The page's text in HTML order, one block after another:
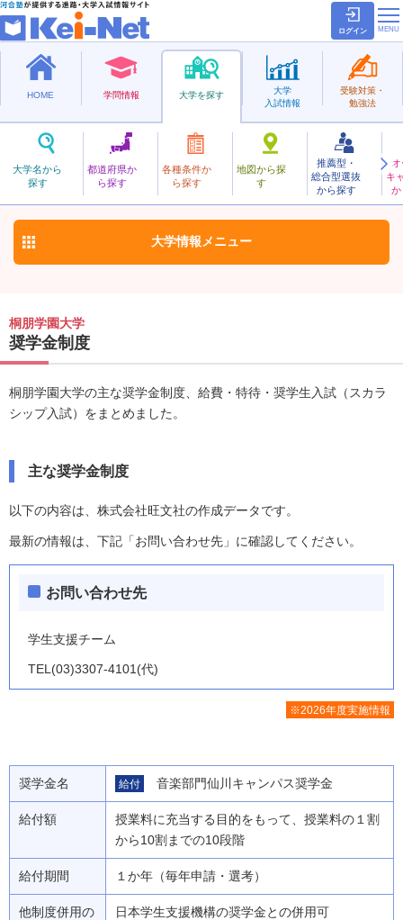
ログイン
HOME 学問情報 大学を探す
大学名から
探す
都道府県か
ら探す
各種条件か
ら探す
地図から探
す
推薦型・
総合型選抜
から探す
キ
か
大学
入試情報
受験対策・
勉強法
私立
とうほうがくえん
桐朋学園大学 お気に入り
大学情報 メニュー
桐朋学園大学
奨学金制度
桐朋学園大学の主な奨学金制度、給費・特待・奨学生入試（スカラ
シップ入試）をまとめました。
主な奨学金制度
以下の内容は、株式会社旺文社の作成データです。
最新の情報は、下記「お問い合わせ先」に確認してください。
お問い合わせ先
学生支援チーム
TEL(03)3307-4101(代)
※2026年度実施情報
奨学金名 給付 音楽部門仙川キャンパス奨学金
給付額
授業料に充当する目的をもって、授業料の１割
から10割までの10段階
給付期間 １か年（毎年申請・選考）
他制度併用の
日本学生支援機構の奨学金との併用可